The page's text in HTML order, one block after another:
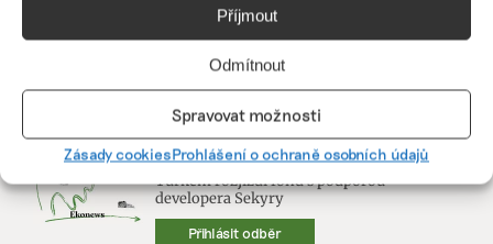
Příjmout
Odmítnout
Spravovat možnosti
Zásady cookiesProhlášení o ochraně osobních údajů
NEJNOVĚJŠÍ PODCAST
Martin Abel
Chceme získat desítky milionů na
udržitelnost, říká právník Abel. Po střetu s
Turkem rozjíždí fond s podporou
developera Sekyry
Přihlásit odběr